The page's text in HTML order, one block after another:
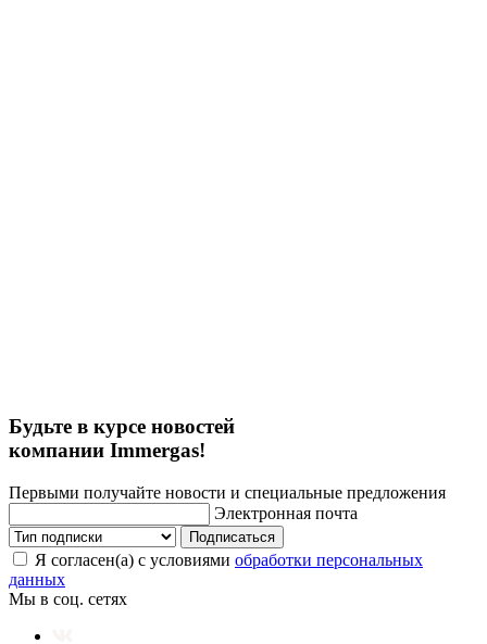
Будьте в курсе новостей
компании Immergas!
Первыми получайте новости и специальные предложения
Электронная почта
Подписаться
Я согласен(а) с условиями обработки персональных
данных
Мы в соц. сетях